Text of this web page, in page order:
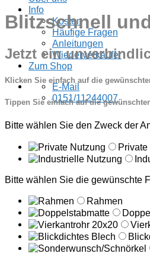
Info
Kosten
Häufige Fragen
Anleitungen
Wiederverkäufer
Zum Shop
E-Mail
0151/11244007
Blitzschnell
Jetzt ein
Klicken Sie einfach auf die
Tippen Sie einfach auf die
Bitte wählen Sie den Zweck der
Private
Bitte wählen Sie die gewünschte
Rahmen